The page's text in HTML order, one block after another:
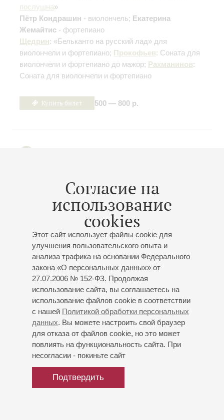
Согласие на
использование
cookies
Этот сайт использует файлы cookie для
улучшения пользовательского опыта и
анализа трафика на основании Федерального
закона «О персональных данных» от
27.07.2006 № 152-ФЗ. Продолжая
использование сайта, вы соглашаетесь на
использование файлов cookie в соответствии
с нашей Политикой обработки персональных
данных. Вы можете настроить свой браузер
для отказа от файлов cookie, но это может
повлиять на функциональность сайта. При
несогласии - покиньте сайт
Подтвердить
послушна»
Пётр Кондрашин - виолончель; Екатерина
Жемайтис - фортепиано
Щедрин: «Бельканто на русский лад» для
виолончели и фортепиано; Прокофьев: Соната для
виолончели и фортепиано до мажор; Рахманинов:
Соната для виолончели и фортепиано
Купить билет 500 — 800 р.
Все фортепианные
транскрипции Сергея
Рахманинова
Концерт 11-го абонемента «Вечера популярных
фортепианных программ
Тимофей Доля
- фортепиано
: Три сказки, Канцона-серенада из цикла
«Забытые мотивы»;И.С. Бах-Рахманинов
Прелюдия, гавот и жига из Партиты для скрипки ми
мажор;Шуберт-Рахманинов: «Куда?» из
вокального цикла «Прекрасная мельничиха»;Бизе
Рахманинов: Менуэт из сюиты «Арлезианка»;
Мусоргский- Рахманинов: Гопак из оперы
«Сорочинская ярмарка»;Мендельсон-
Рахманинов: Скерцо из музыки по Шекспиру «Сон в
летнюю ночь»;Рахманинов: «Маргаритки»
(авторская транскрипция)
транскрипция);Чайковский-Рахманинов